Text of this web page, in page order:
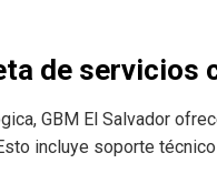
de servicios
GBM El Salvador
incluye soporte